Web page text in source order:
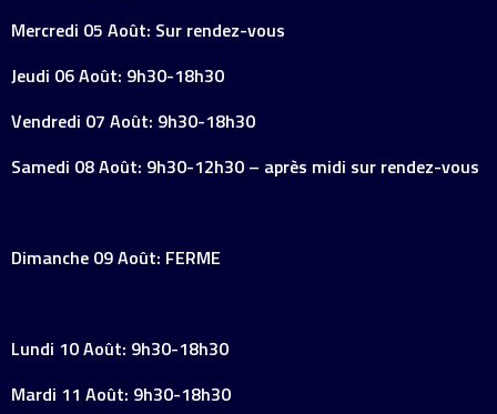
Mercredi 05 Août: Sur rendez-vous
Jeudi 06 Août: 9h30-18h30
Vendredi 07 Août: 9h30-18h30
Samedi 08 Août: 9h30-12h30 – après midi sur rendez-vous
Dimanche 09 Août: FERME
Lundi 10 Août: 9h30-18h30
Mardi 11 Août: 9h30-18h30